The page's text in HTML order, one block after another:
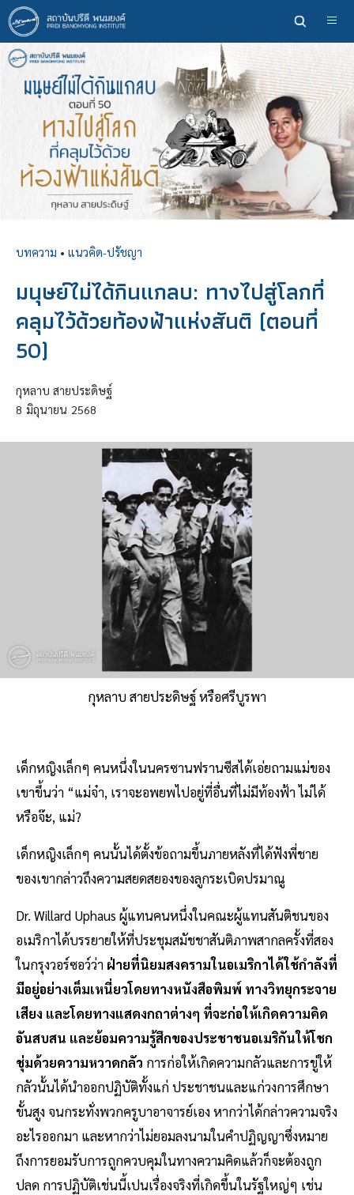
ข้าม
ไป
ยัง
เนื้อหา
บทความ • แนวคิด-ปรัชญา
มนุษย์ไม่ได้กินแกลบ: ทางไปสู่โลกที่
คลุมไว้ด้วยท้องฟ้าแห่งสันติ (ตอนที่
50)
กุหลาบ สายประดิษฐ์
8 มิถุนายน 2568
กุหลาบ สายประดิษฐ์ หรือศรีบูรพา
เด็กหญิงเล็กๆ คนหนึ่งในนครซานฟรานซีสได้เอ่ยถามแม่ของ
เขาขึ้นว่า “แม่จ๋า, เราจะอพยพไปอยู่ที่อื่นที่ไม่มีท้องฟ้า ไม่ได้
หรือจ๊ะ, แม่?
เด็กหญิงเล็กๆ คนนั้นได้ตั้งข้อถามขึ้นภายหลังที่ได้ฟังพี่ชาย
ของเขากล่าวถึงความสยดสยองของลูกระเบิดปรมาณู
Dr. Willard Uphaus ผู้แทนคนหนึ่งในคณะผู้แทนสันติชนของ
อเมริกาได้บรรยายให้ที่ประชุมสมัชชาสันติภาพสากลครั้งที่สอง
ในกรุงวอร์ซอว์ว่า ฝ่ายที่นิยมสงครามในอเมริกาได้ใช้กำลังที่
มีอยู่อย่างเต็มเหนี่ยวโดยทางหนังสือพิมพ์ ทางวิทยุกระจาย
เสียง และโดยทางแสดงกถาต่างๆ ที่จะก่อให้เกิดความคิด
อันสบสน และย้อมความรู้สึกของประชาชนอเมริกันให้โชก
ชุ่มด้วยความหวาดกลัว การก่อให้เกิดความกลัวและการขู่ให้
กลัวนั้นได้นำออกปฏิบัติทั้งแก่ ประชาชนและแก่วงการศึกษา
ขั้นสูง จนกระทั่งพวกครูบาอาจารย์เอง หากว่าได้กล่าวความจริง
อะไรออกมา และหากว่าไม่ยอมลงนามในคำปฏิญญาซึ่งหมาย
ถึงการยอมรับการถูกควบคุมในทางความคิดแล้วก็จะต้องถูก
ปลด การปฏิบัติเช่นนี้เปนเรื่องจริงที่เกิดขึ้นในรัฐใหญ่ๆ เช่น